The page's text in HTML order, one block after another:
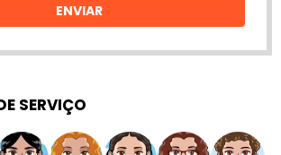
ENVIAR
SERVIÇO